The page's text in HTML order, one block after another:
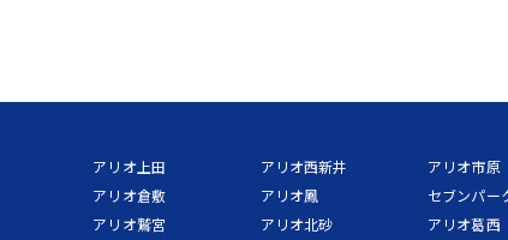
アリオ上田
アリオ倉敷
アリオ鷲宮
アリオ西新井
アリオ鳳
アリオ北砂
アリオ市原
セブンパー
アリオ葛西